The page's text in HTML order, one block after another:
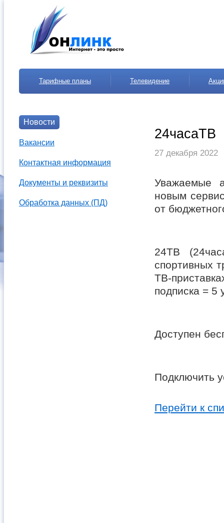
Тарифные планы Телевидение
Новости
Вакансии
Контактная информация
Документы и реквизиты
Обработка данных (ПД)
24часаТВ
27 декабря 2022
Уважаемые
новым
от
24ТВ
спортивных
ТВ-
подписка = 5
Доступен
Подключить
Перейти к